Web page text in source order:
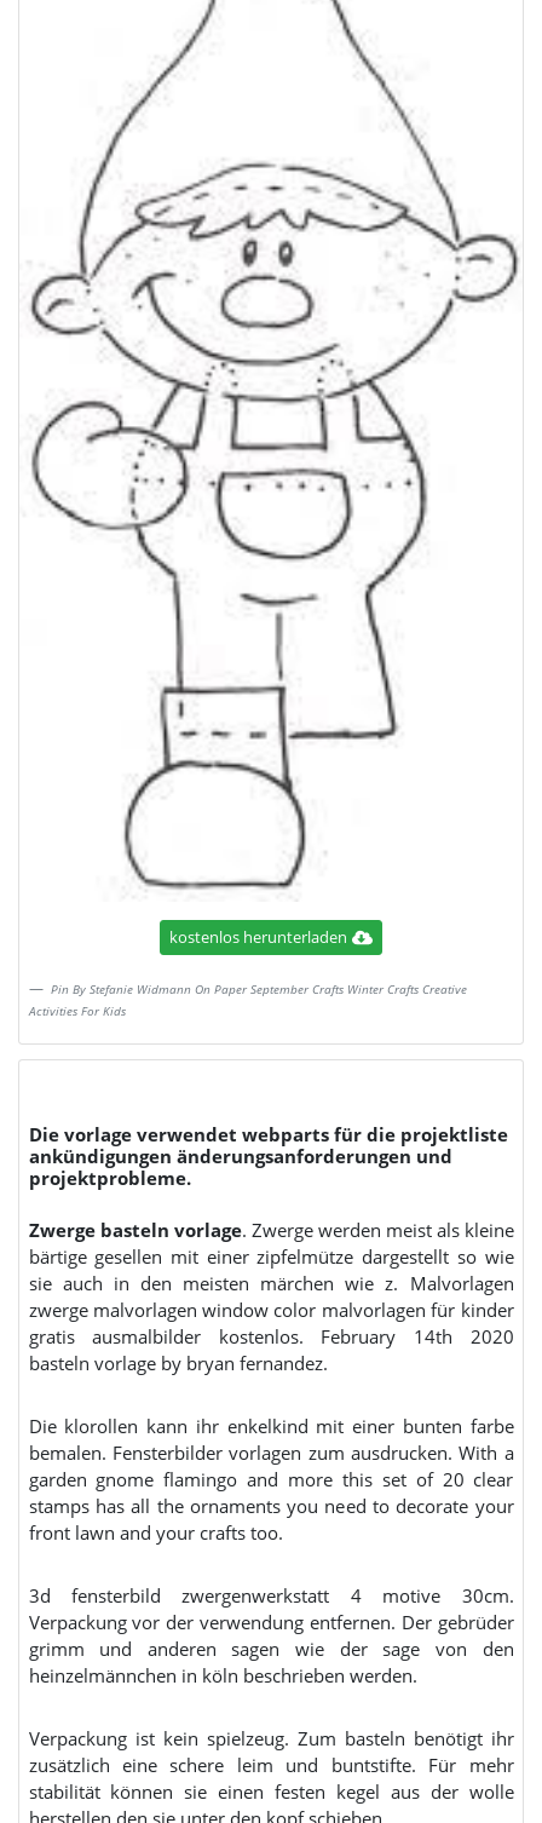
kostenlos herunterladen
Pin By Stefanie Widmann On Paper September Crafts Winter Crafts Creative
Activities For Kids
Die vorlage verwendet webparts für die projektliste
ankündigungen änderungsanforderungen und
projektprobleme.
Zwerge basteln vorlage. Zwerge werden meist als kleine
bärtige gesellen mit einer zipfelmütze dargestellt so wie
sie auch in den meisten märchen wie z. Malvorlagen
zwerge malvorlagen window color malvorlagen für kinder
gratis ausmalbilder kostenlos. February 14th 2020
basteln vorlage by bryan fernandez.
Die klorollen kann ihr enkelkind mit einer bunten farbe
bemalen. Fensterbilder vorlagen zum ausdrucken. With a
garden gnome flamingo and more this set of 20 clear
stamps has all the ornaments you need to decorate your
front lawn and your crafts too.
3d fensterbild zwergenwerkstatt 4 motive 30cm.
Verpackung vor der verwendung entfernen. Der gebrüder
grimm und anderen sagen wie der sage von den
heinzelmännchen in köln beschrieben werden.
Verpackung ist kein spielzeug. Zum basteln benötigt ihr
zusätzlich eine schere leim und buntstifte. Für mehr
stabilität können sie einen festen kegel aus der wolle
herstellen den sie unter den kopf schieben.